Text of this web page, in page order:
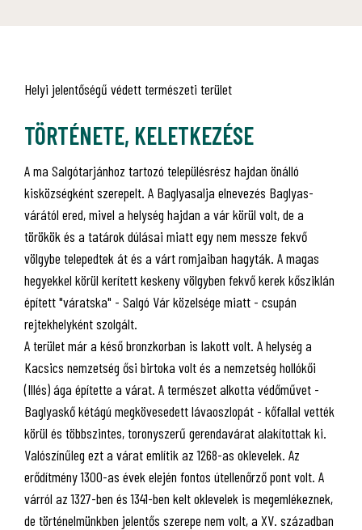
Helyi jelentőségű védett természeti terület
TÖRTÉNETE, KELETKEZÉSE
A ma Salgótarjánhoz tartozó településrész hajdan önálló
kisközségként szerepelt. A Baglyasalja elnevezés Baglyas-
várától ered, mivel a helység hajdan a vár körül volt, de a
törökök és a tatárok dúlásai miatt egy nem messze fekvő
völgybe telepedtek át és a várt romjaiban hagyták. A magas
hegyekkel körül kerített keskeny völgyben fekvő kerek kősziklán
épített "váratska" - Salgó Vár közelsége miatt - csupán
rejtekhelyként szolgált.
A terület már a késő bronzkorban is lakott volt. A helység a
Kacsics nemzetség ősi birtoka volt és a nemzetség hollókői
(Illés) ága építette a várat. A természet alkotta védőművet -
Baglyaskő kétágú megkövesedett lávaoszlopát - kőfallal vették
körül és többszintes, toronyszerű gerendavárat alakítottak ki.
Valószínűleg ezt a várat említik az 1268-as oklevelek. Az
erődítmény 1300-as évek elején fontos útellenőrző pont volt. A
várról az 1327-ben és 1341-ben kelt oklevelek is megemlékeznek,
de történelmünkben jelentős szerepe nem volt, a XV. században